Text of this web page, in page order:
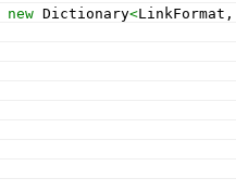
new Dictionary<LinkFormat,